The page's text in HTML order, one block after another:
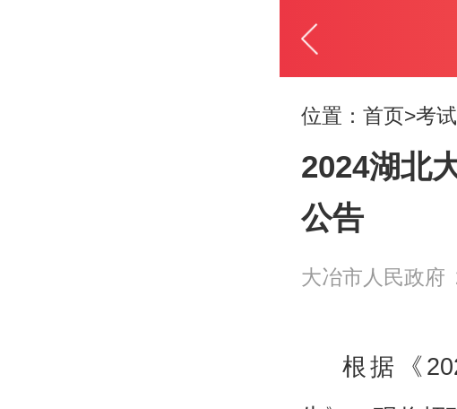
位置： 首页>考
2024湖北
公告
大冶市人民政府
根据《